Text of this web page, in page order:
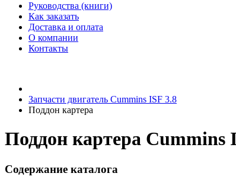
Руководства (книги)
Как заказать
Доставка и оплата
О компании
Контакты
Запчасти двигатель Cummins ISF 3.8
Поддон картера
Поддон картера Cummins
Содержание каталога